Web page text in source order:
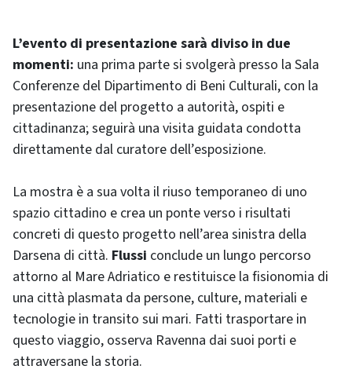
L’evento di presentazione sarà diviso in due
momenti: una prima parte si svolgerà presso la Sala
Conferenze del Dipartimento di Beni Culturali, con la
presentazione del progetto a autorità, ospiti e
cittadinanza; seguirà una visita guidata condotta
direttamente dal curatore dell’esposizione.
La mostra è a sua volta il riuso temporaneo di uno
spazio cittadino e crea un ponte verso i risultati
concreti di questo progetto nell’area sinistra della
Darsena di città. Flussi conclude un lungo percorso
attorno al Mare Adriatico e restituisce la fisionomia di
una città plasmata da persone, culture, materiali e
tecnologie in transito sui mari. Fatti trasportare in
questo viaggio, osserva Ravenna dai suoi porti e
attraversane la storia.